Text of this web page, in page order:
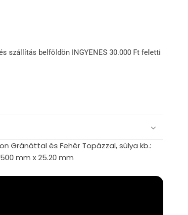
szállítás belföldön INGYENES 30.000 Ft feletti
Gránáttal és Fehér Topázzal, súlya kb.:
mm x 25.20 mm